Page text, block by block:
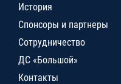
История
Спонсоры и партнеры
Сотрудничество
ДС «Большой»
Контакты